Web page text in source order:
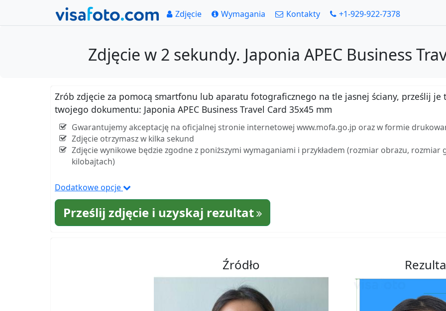
Zdjęcie Wymagania Kontakty +1-929-922-7378
Zdjęcie w 2 sekundy. Japonia APEC Business
Zrób zdjęcie za pomocą smartfonu lub aparatu fotograficznego na tle jasnej ściany, prześlij
twojego dokumentu: Japonia APEC Business Travel Card 35x45 mm
Gwarantujemy akceptację na oficjalnej stronie internetowej www.mofa.go.jp oraz w formie
Zdjęcie otrzymasz w kilka sekund
Zdjęcie wynikowe będzie zgodne z poniższymi wymaganiami i przykładem (rozmiar obrazu, rozmiar
kilobajtach)
Dodatkowe opcje
Prześlij zdjęcie i uzyskaj rezultat
Źródło